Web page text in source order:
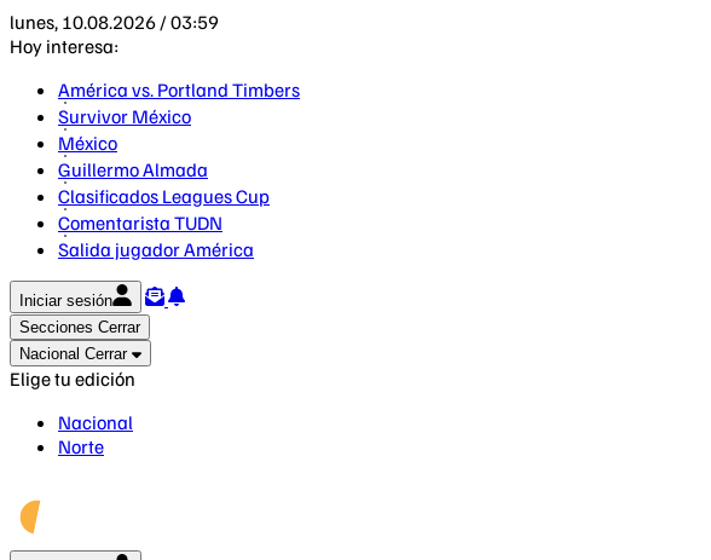
lunes, 10.08.2026 / 03:59
Hoy interesa:
América vs. Portland Timbers
Survivor México
México
Guillermo Almada
Clasificados Leagues Cup
Comentarista TUDN
Salida jugador América
Iniciar sesión
Secciones Cerrar
Nacional Cerrar
Elige tu edición
Nacional
Norte